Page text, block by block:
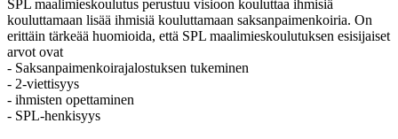
SPL maalimieskoulutus perustuu visioon kouluttaa ihmisiä
kouluttamaan lisää ihmisiä kouluttamaan saksanpaimenkoiria. On
erittäin tärkeää huomioida, että SPL maalimieskoulutuksen esisijaiset
arvot ovat
- Saksanpaimenkoirajalostuksen tukeminen
- 2-viettisyys
- ihmisten opettaminen
- SPL-henkisyys